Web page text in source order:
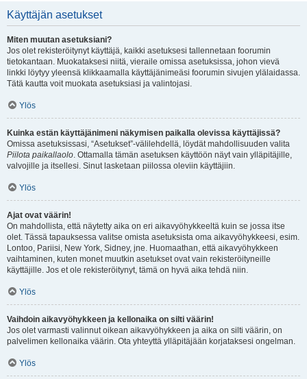
Käyttäjän asetukset
Miten muutan asetuksiani?
Jos olet rekisteröitynyt käyttäjä, kaikki asetuksesi tallennetaan foorumin
tietokantaan. Muokataksesi niitä, vieraile omissa asetuksissa, johon vievä
linkki löytyy yleensä klikkaamalla käyttäjänimeäsi foorumin sivujen ylälaidassa.
Tätä kautta voit muokata asetuksiasi ja valintojasi.
Ylös
Kuinka estän käyttäjänimeni näkymisen paikalla olevissa käyttäjissä?
Omissa asetuksissasi, “Asetukset”-välilehdellä, löydät mahdollisuuden valita
Piilota paikallaolo. Ottamalla tämän asetuksen käyttöön näyt vain ylläpitäjille,
valvojille ja itsellesi. Sinut lasketaan piilossa oleviin käyttäjiin.
Ylös
Ajat ovat väärin!
On mahdollista, että näytetty aika on eri aikavyöhykkeeltä kuin se jossa itse
olet. Tässä tapauksessa valitse omista asetuksista oma aikavyöhykkeesi, esim.
Lontoo, Pariisi, New York, Sidney, jne. Huomaathan, että aikavyöhykkeen
vaihtaminen, kuten monet muutkin asetukset ovat vain rekisteröityneille
käyttäjille. Jos et ole rekisteröitynyt, tämä on hyvä aika tehdä niin.
Ylös
Vaihdoin aikavyöhykkeen ja kellonaika on silti väärin!
Jos olet varmasti valinnut oikean aikavyöhykkeen ja aika on silti väärin, on
palvelimen kellonaika väärin. Ota yhteyttä ylläpitäjään korjataksesi ongelman.
Ylös